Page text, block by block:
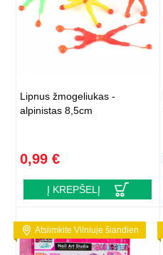
Lipnus žmogeliukas -
alpinistas 8,5cm
0,99 €
Į KREPŠELĮ
Atsiimkite Vilniuje šiandien